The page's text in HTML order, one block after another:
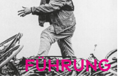
Führung